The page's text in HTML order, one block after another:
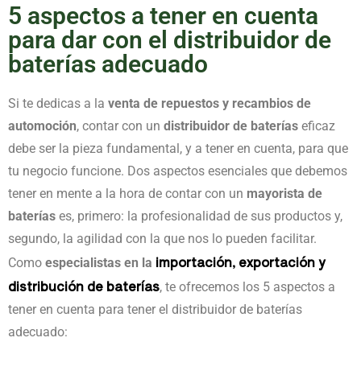
5 aspectos a tener en cuenta
para dar con el distribuidor de
baterías adecuado
Si te dedicas a la venta de repuestos y recambios de
automoción, contar con un distribuidor de baterías eficaz
debe ser la pieza fundamental, y a tener en cuenta, para que
tu negocio funcione. Dos aspectos esenciales que debemos
tener en mente a la hora de contar con un mayorista de
baterías es, primero: la profesionalidad de sus productos y,
segundo, la agilidad con la que nos lo pueden facilitar.
Como especialistas en la importación, exportación y
distribución de baterías, te ofrecemos los 5 aspectos a
tener en cuenta para tener el distribuidor de baterías
adecuado: